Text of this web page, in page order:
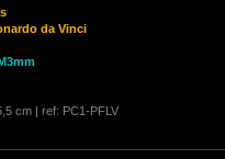
da Vinci
cm | ref: PC1-PFLV